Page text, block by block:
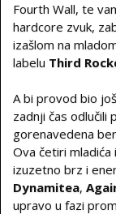
Fourth Wall, te
hardcore zvuk,
izašlom na
labelu Third
A bi provod bio
zadnji čas odlučili
gorenavedena
Ova četiri
izuzetno brz i
Dynamitea,
upravo u fazi